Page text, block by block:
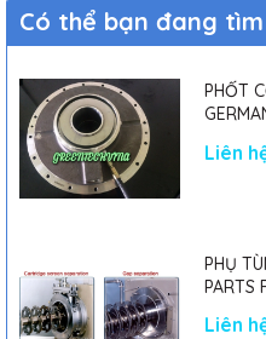
Có thể bạn đang tìm
PHỐT
Liên
PHỤ
PARTS FOR
Liên